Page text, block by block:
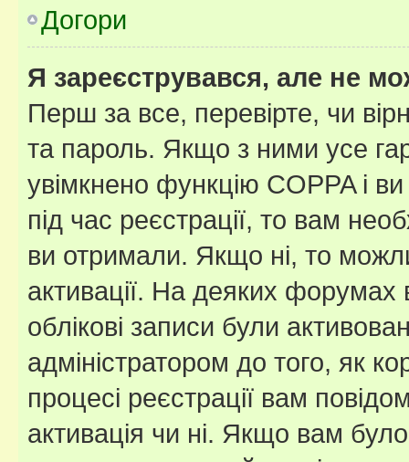
Догори
Я зареєструвався, але не
Перш за все, перевірте, чи
та пароль. Якщо з ними усе
увімкнено функцію COPPA і
під час реєстрації, то вам
ви отримали. Якщо ні, то
активації. На деяких форумах
облікові записи були
адміністратором до того, як
процесі реєстрації вам
активація чи ні. Якщо вам